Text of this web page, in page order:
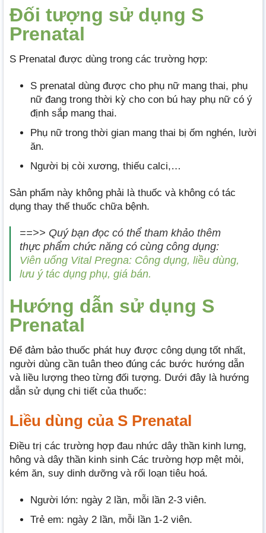
Đối tượng sử dụng S
Prenatal
S Prenatal được dùng trong các trường hợp:
S prenatal dùng được cho phụ nữ mang thai, phụ
nữ đang trong thời kỳ cho con bú hay phụ nữ có ý
định sắp mang thai.
Phụ nữ trong thời gian mang thai bị ốm nghén, lười
ăn.
Người bị còi xương, thiếu calci,…
Sản phẩm này không phải là thuốc và không có tác
dụng thay thế thuốc chữa bệnh.
==>> Quý bạn đọc có thể tham khảo thêm
thực phẩm chức năng có cùng công dụng:
Viên uống Vital Pregna: Công dụng, liều dùng,
lưu ý tác dụng phụ, giá bán.
Hướng dẫn sử dụng S
Prenatal
Để đảm bảo thuốc phát huy được công dụng tốt nhất,
người dùng cần tuân theo đúng các bước hướng dẫn
và liều lượng theo từng đối tượng. Dưới đây là hướng
dẫn sử dụng chi tiết của thuốc:
Liều dùng của S Prenatal
Điều trị các trường hợp đau nhức dây thần kinh lưng,
hông và dây thần kinh sinh Các trường hợp mệt mỏi,
kém ăn, suy dinh dưỡng và rối loạn tiêu hoá.
Người lớn: ngày 2 lần, mỗi lần 2-3 viên.
Trẻ em: ngày 2 lần, mỗi lần 1-2 viên.